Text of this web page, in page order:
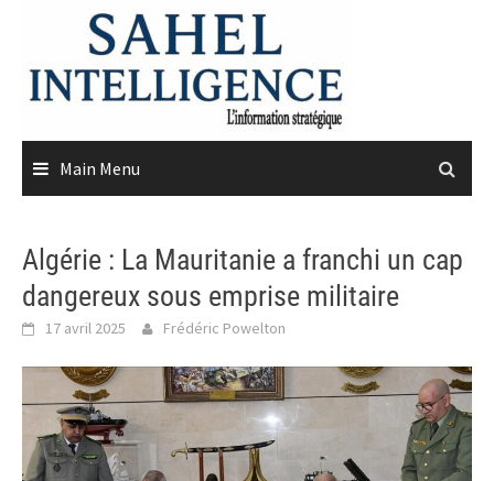
content
Main Menu
Algérie : La Mauritanie a franchi un cap
dangereux sous emprise militaire
17 avril 2025 Frédéric Powelton